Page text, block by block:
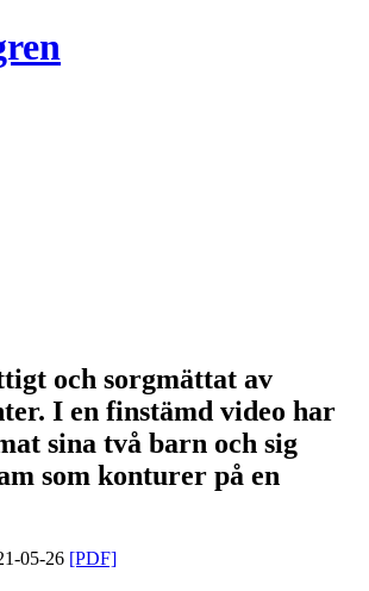
och sorgmättat av
I en finstämd video har
sina två barn och sig
som konturer på en
05-26 [PDF]